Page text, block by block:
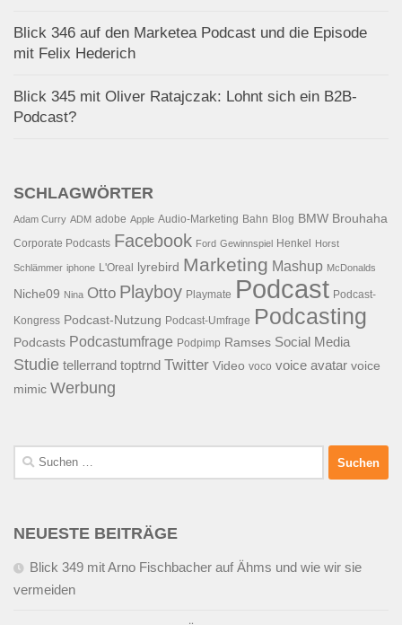
Blick 346 auf den Marketea Podcast und die Episode
mit Felix Hederich
Blick 345 mit Oliver Ratajczak: Lohnt sich ein B2B-
Podcast?
SCHLAGWÖRTER
Adam Curry ADM adobe Apple Audio-Marketing Bahn Blog BMW Brouhaha
Corporate Podcasts Facebook Ford Gewinnspiel Henkel Horst
Schlämmer iphone L'Oreal lyrebird Marketing Mashup McDonalds
Niche09 Nina Otto Playboy Playmate Podcast Podcast-
Kongress Podcast-Nutzung Podcast-Umfrage Podcasting
Podcasts Podcastumfrage Podpimp Ramses Social Media
Studie tellerrand toptrnd Twitter Video voco voice avatar voice
mimic Werbung
Suchen
nach:
NEUESTE BEITRÄGE
Blick 349 mit Arno Fischbacher auf Ähms und wie wir sie
vermeiden